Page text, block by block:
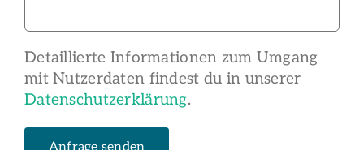
Detaillierte Informationen zum Umgang
mit Nutzerdaten findest du in unserer
Datenschutzerklärung.